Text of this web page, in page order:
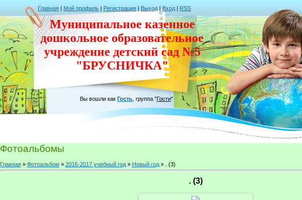
Главная | Мой профиль | Регистрация | Выход | Вход | RSS
Муниципальное казенное
дошкольное образовательное
учреждение детский сад №5
"БРУСНИЧКА"
Вы вошли как Гость группа "Гости"
Фотоальбомы
Главная» Фотоальбом » 2016-2017 учебный год» Новый год» . (3)
. (3)